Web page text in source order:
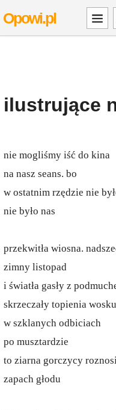
Opowi.pl
ilustrujące
nie mogliśmy iść do kina
na nasz seans. bo
w ostatnim rzędzie nie
nie było nas
przekwitła wiosna.
zimny listopad
i światła gasły z
skrzeczały topienia wosku
w szklanych odbiciach
po musztardzie
to ziarna gorczycy
zapach głodu